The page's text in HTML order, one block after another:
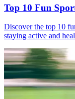
Top 10 Fun
Discover the top 10
staying active and